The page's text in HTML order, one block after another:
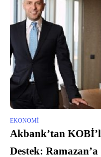
EKONOMI
Akbank’tan
Destek: